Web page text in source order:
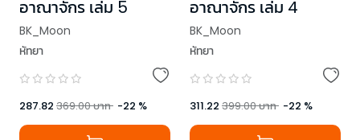
อาณาจักร เล่ม 5
BK_Moon
หัทยา
287.82 369.00บาท -22 %
อาณาจักร เล่ม 4
BK_Moon
หัทยา
311.22 399.00บาท -22 %